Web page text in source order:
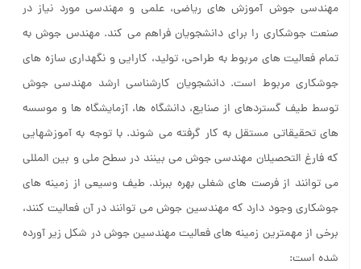
مهندسی جوش آموزش های ریاضی، علمی و مهندسی مورد نیاز در
صنعت جوشکاری را برای دانشجویان فراهم می کند. مهندس جوش به
تمام فعالیت های مربوط به طراحی، تولید، کارایی و نگهداری سازه های
جوشکاری مربوط است. دانشجویان کارشناسی ارشد مهندسی جوش
توسط طیف گستردهای از صنایع، دانشگاه ها، آزمایشگاه ها و موسسه
های تحقیقاتی مستقل به کار گرفته می شوند. با توجه به آموزشهایی
که فارغ التحصیلان مهندسی جوش می بینند در سطح ملی و بین المللی
می توانند از فرصت های شغلی بهره ببرند. طیف وسیعی از زمینه های
جوشکاری وجود دارد که مهندسین جوش می توانند در آن فعالیت کنند،
برخی از مهمترین زمینه های فعالیت مهندسین جوش در شکل زیر آورده
شده است: